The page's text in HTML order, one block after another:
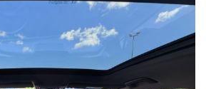
Invia
non saranno condivise con terze parti